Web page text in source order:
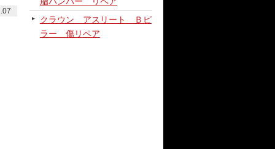
クラウン アスリート Ｂピ
ラー 傷リペア